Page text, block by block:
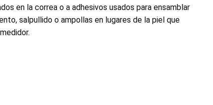
en la correa o a adhesivos usados para ensamblar
salpullido o ampollas en lugares de la piel que